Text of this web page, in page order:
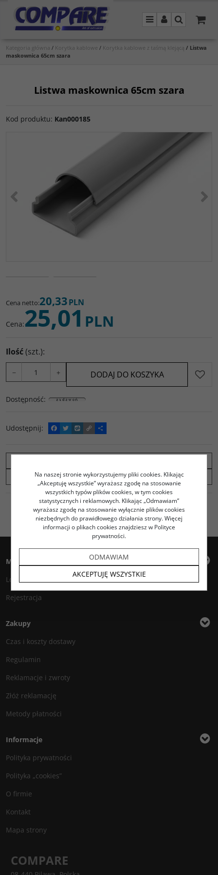
MenuPanelSzukaj
Kategoria główna / Korytka kablowe / Korytka kablowe z taśmą klejącą / Listwa
maskownica 65cm szara
Listwa maskownica 65cm szara
Kod produktu: Kan000185
<
Cena netto:20,33PLN
Cena:25,01 PLN
Ilość(szt.):
− + DODAJ DO KOSZYKA
Dostępność:
Udostępnij:
F
a
e
o
k
T
w
t
r
W
y
o
C
o
y
n
k
P
o
z
l
s
i
ę
PORÓWNAJ
Moje konto
Logowanie
Rejestracja
Zakupy
Czas i koszty dostawy
Regulamin
Reklamacje i zwroty
Złóż reklamację
Metody płatności
Informacje
Polityka prywatności
Polityka „cookies”
O firmie
Kontakt
Mapa strony
COMPARE
Na naszej stronie wykorzystujemy pliki cookies. Klikając
„Akceptuję wszystkie” wyrażasz zgodę na stosowanie
wszystkich typów plików cookies, w tym cookies
statystycznych i reklamowych. Klikając „Odmawiam”
wyrażasz zgodę na stosowanie wyłącznie plików cookies
niezbędnych do prawidłowego działania strony. Więcej
informacji o plikach cookies znajdziesz w Polityce
prywatności.
ODMAWIAM
AKCEPTUJĘ WSZYSTKIE